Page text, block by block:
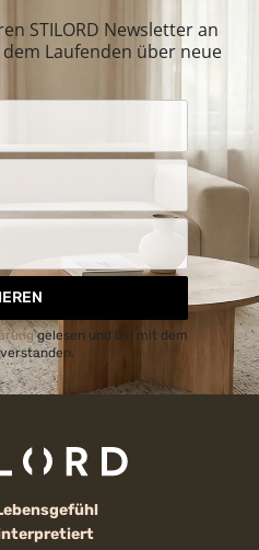
STILORD Newsletter an
Laufenden über neue
gelesen und bin mit dem